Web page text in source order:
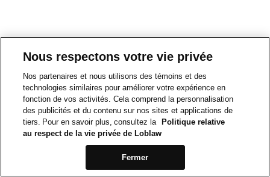
Nous respectons votre vie privée
Nos partenaires et nous utilisons des témoins et des
technologies similaires pour améliorer votre expérience en
fonction de vos activités. Cela comprend la personnalisation
des publicités et du contenu sur nos sites et applications de
tiers. Pour en savoir plus, consultez la
Politique relative
au respect de la vie privée de Loblaw
Fermer